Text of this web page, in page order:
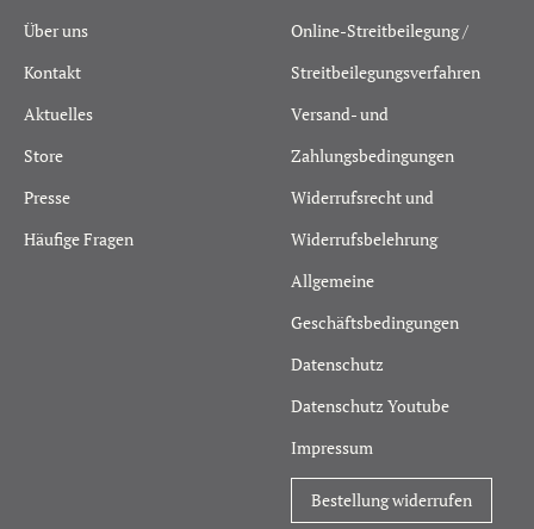
Über uns
Kontakt
Aktuelles
Store
Presse
Häufige Fragen
Online-Streitbeilegung /
Streitbeilegungsverfahren
Versand- und
Zahlungsbedingungen
Widerrufsrecht und
Widerrufsbelehrung
Allgemeine
Geschäftsbedingungen
Datenschutz
Datenschutz Youtube
Impressum
Bestellung widerrufen